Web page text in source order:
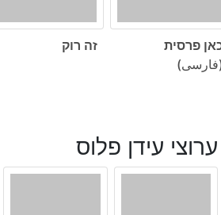
פרסית
זה רוק
ערוצי עידן פלוס